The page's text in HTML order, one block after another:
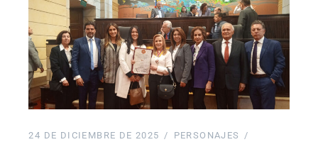
24 DE DICIEMBRE DE 2025
PERSONAJES